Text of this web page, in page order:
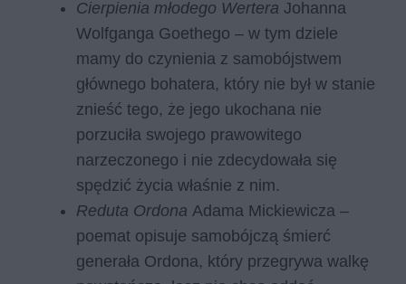
Cierpienia młodego Wertera Johanna
Wolfganga Goethego – w tym dziele
mamy do czynienia z samobójstwem
głównego bohatera, który nie był w stanie
znieść tego, że jego ukochana nie
porzuciła swojego prawowitego
narzeczonego i nie zdecydowała się
spędzić życia właśnie z nim.
Reduta Ordona Adama Mickiewicza –
poemat opisuje samobójczą śmierć
generała Ordona, który przegrywa walkę